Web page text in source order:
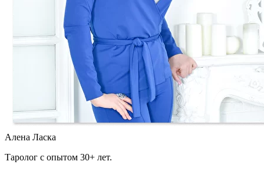
Алена Ласка
Таролог с опытом 30+ лет.